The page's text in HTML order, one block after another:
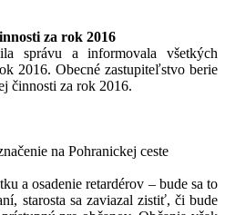
za rok 2016
správu a informovala všetkých
2016. Obecné zastupiteľstvo berie
činnosti za rok 2016.
na Pohranickej ceste
a osadenie retardérov – bude sa to
starosta sa zaviazal zistiť, či bude